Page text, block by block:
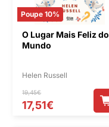
Poupe 10%
O Lugar Mais Feliz do
Mundo
Helen Russell
19,45€
17,51€